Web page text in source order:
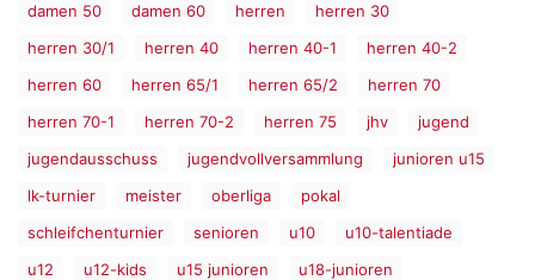
damen 50
damen 60 herren
herren 30
herren 30/1
herren 40 herren 40-1
herren 40-2
herren 60
herren 65/1 herren 65/2
herren 70
herren 70-1
herren 70-2 herren 75 jhv
jugend
jugendausschuss
jugendvollversammlung
junioren u15
lk-turnier
meister oberliga
pokal
schleifchenturnier
senioren u10
u10-talentiade
u12
u12-kids u15 junioren
u18-junioren